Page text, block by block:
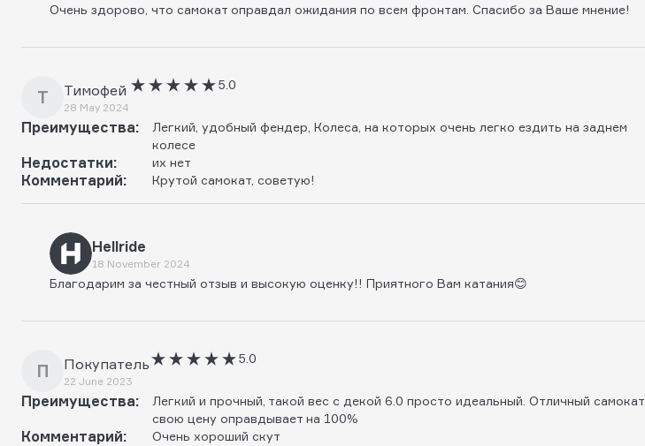
Очень здорово, что самокат оправдал ожидания по всем фронтам. Спасибо за Ваше мнение!
Т Тимофей
28 May 2024
5.0
Преимущества:
Легкий, удобный фендер, Колеса, на которых очень легко ездить на заднем
колесе
Недостатки: их нет
Комментарий: Крутой самокат, советую!
Hellride
18 November 2024
Благодарим за честный отзыв и высокую оценку!! Приятного Вам катания😊
П Покупатель
22 June 2023
5.0
Преимущества:
Легкий и прочный, такой вес с декой 6.0 просто идеальный. Отличный самокат,
свою цену оправдывает на 100%
Комментарий: Очень хороший скут